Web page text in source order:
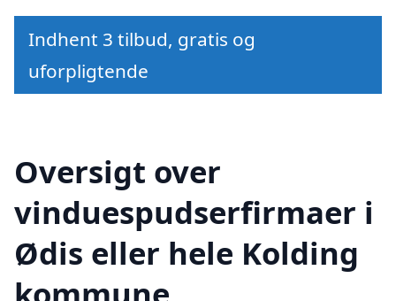
Indhent 3 tilbud, gratis og
uforpligtende
Oversigt over
vinduespudserfirmaer i
Ødis eller hele Kolding